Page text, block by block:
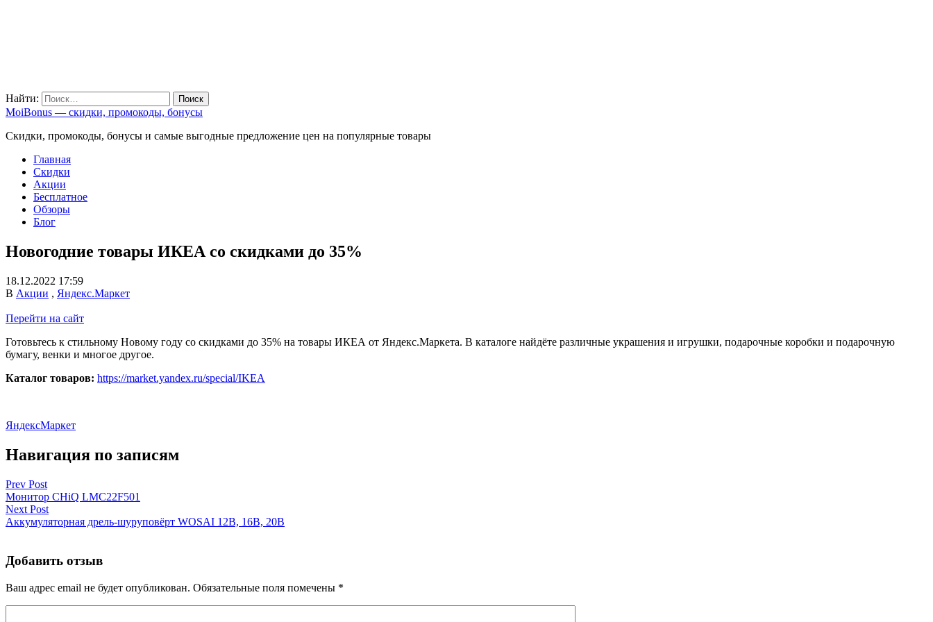
Найти:
MoiBonus — скидки, промокоды, бонусы
Скидки, промокоды, бонусы и самые выгодные предложение цен на популярные товары
Главная
Скидки
Акции
Бесплатное
Обзоры
Блог
Новогодние товары ИКЕА со скидками до 35%
18.12.2022 17:59
В Акции , Яндекс.Маркет
Перейти на сайт
Готовьтесь к стильному Новому году со скидками до 35% на товары ИКЕА от Яндекс.Маркета. В каталоге найдёте различные украшения и игрушки, подарочные коробки и подарочную
бумагу, венки и многое другое.
Каталог товаров: https://market.yandex.ru/special/IKEA
ЯндексМаркет
Навигация по записям
Prev Post
Монитор CHiQ LMC22F501
Next Post
Аккумуляторная дрель-шуруповёрт WOSAI 12В, 16В, 20В
Добавить отзыв
Ваш адрес email не будет опубликован. Обязательные поля помечены *